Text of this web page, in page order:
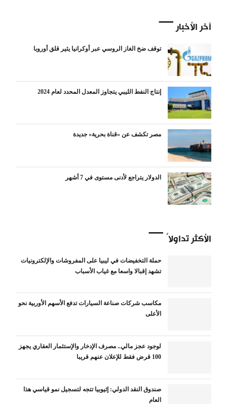
آخر الأخبار
توقف ضخ الغاز الروسي عبر أوكرانيا يثير قلق أوروبا
إنتاج النفط الليبي يتجاوز المعدل المحدد لعام 2024
مصر تكشف عن «قناة بحرية» جديدة
الدولار يتراجع لأدنى مستوى في 7 أشهر
الأكثر تداولاً
حملة التخفيضات في ليبيا على المفروشات والإلكترونيات
تشهد إقبالا واسعا مع غياب الأسباب
مكاسب شركات صناعة السيارات تدفع الأسهم الأوربية نحو
الأعلى
لوجود عجز مالي.. مصرف الإدخار والإستثمار العقاري يجهز
100 قرض فقط للإعلان عنهم قريبا
صندوق النقد الدولي: إثيوبيا تتجه لتسجيل نمو قياسي هذا
العام